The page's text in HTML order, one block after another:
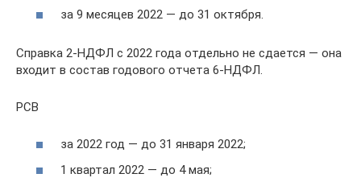
за 9 месяцев 2022 — до 31 октября.
Справка 2-НДФЛ с 2022 года отдельно не сдается — она
входит в состав годового отчета 6-НДФЛ.
РСВ
за 2022 год — до 31 января 2022;
1 квартал 2022 — до 4 мая;